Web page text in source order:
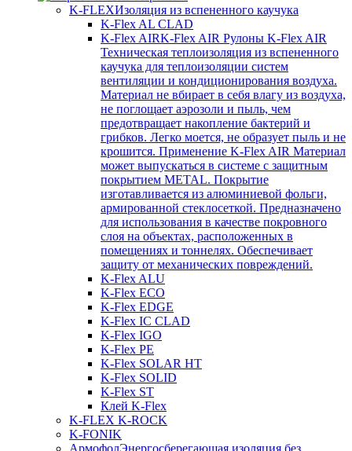
K-FLEXИзоляция из вспененного каучука
K-Flex AL CLAD
K-Flex AIRK-Flex AIR Рулоны K-Flex AIR
Техническая теплоизоляция из вспененного
каучука для теплоизоляции систем
вентиляции и кондиционирования воздуха.
Материал не вбирает в себя влагу из воздуха,
не поглощает аэрозоли и пыль, чем
предотвращает накопление бактерий и
грибков. Легко моется, не образует пыль и не
крошится. Применение K-Flex AIR Материал
может выпускаться в системе c защитным
покрытием METAL. Покрытие
изготавливается из алюминиевой фольги,
армированной стеклосеткой. Предназначено
для использования в качестве покровного
слоя на объектах, расположенных в
помещениях и тоннелях. Обеспечивает
защиту от механических повреждений.
K-Flex ALU
K-Flex ECO
K-Flex EDGE
K-Flex IC CLAD
K-Flex IGO
K-Flex PE
K-Flex SOLAR HT
K-Flex SOLID
K-Flex ST
Клей K-Flex
K-FLEX K-ROCK
K-FONIK
АрмофолЭнергосберегающая изоляция без